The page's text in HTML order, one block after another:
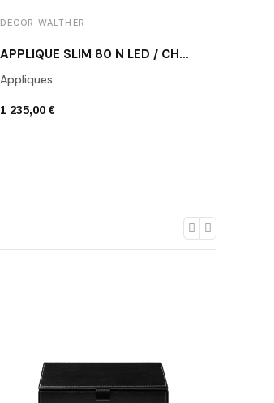
DECOR WALTHER
APPLIQUE SLIM 80 N LED / CHROME POLI
Appliques
1 235,00 €